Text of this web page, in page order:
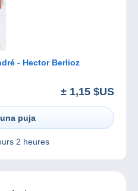
- Hector Berlioz
± 1,15 $US
puja
2 heures